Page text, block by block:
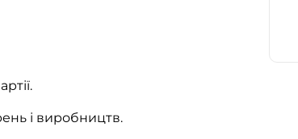
і виробництв.